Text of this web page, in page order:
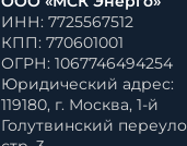
ИНН: 7725567512
КПП: 770601001
ОГРН: 1067746494254
Юридический адрес:
119180, г. Москва, 1-й
Голутвинский